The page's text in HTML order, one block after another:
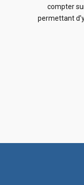
compter
permettant